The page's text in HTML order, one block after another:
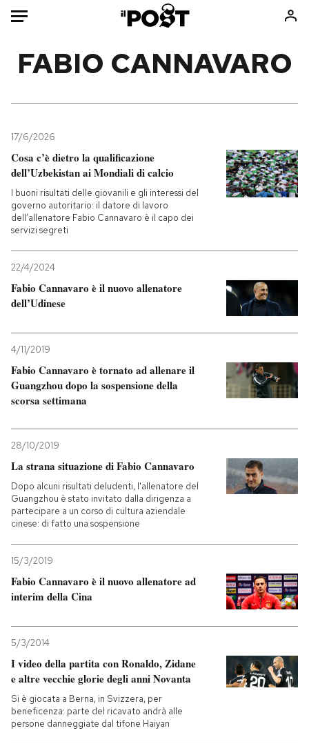
Mondo
Politica
Tecnologia
Internet
Scienza
Cultura
Economia
Consumismi
Ok Boomer!
Media
Altrecose
PODCAST
NEWSLETTER
I MIEI PREFERITI
SHOP
CALENDARIO
AREA PERSONALE
Entra
FABIO CANNAVARO
17/6/2026
Cosa c’è dietro la qualificazione
dell’Uzbekistan ai Mondiali di calcio
I buoni risultati delle giovanili e gli interessi del
governo autoritario: il datore di lavoro
dell’allenatore Fabio Cannavaro è il capo dei
servizi segreti
22/4/2024
Fabio Cannavaro è il nuovo allenatore
dell’Udinese
4/11/2019
Fabio Cannavaro è tornato ad allenare il
Guangzhou dopo la sospensione della
scorsa settimana
28/10/2019
La strana situazione di Fabio Cannavaro
Dopo alcuni risultati deludenti, l'allenatore del
Guangzhou è stato invitato dalla dirigenza a
partecipare a un corso di cultura aziendale
cinese: di fatto una sospensione
15/3/2019
Fabio Cannavaro è il nuovo allenatore ad
interim della Cina
5/3/2014
I video della partita con Ronaldo, Zidane
e altre vecchie glorie degli anni Novanta
Si è giocata a Berna, in Svizzera, per
beneficenza: parte del ricavato andrà alle
persone danneggiate dal tifone Haiyan